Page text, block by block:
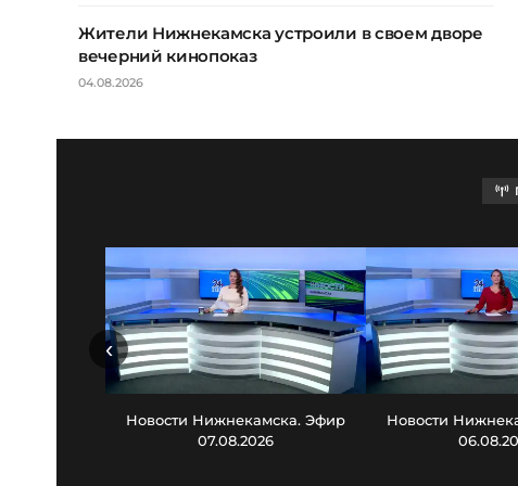
Жители Нижнекамска устроили в своем дворе
вечерний кинопоказ
04.08.2026
Новости Нижнекамска. Эфир
07.08.2026
Новости
‹